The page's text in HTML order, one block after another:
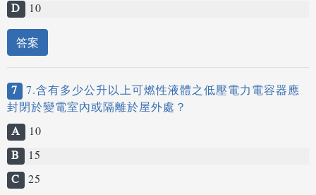
D
10
答案
7 7.含有多少公升以上可燃性液體之低壓電力電容器應
封閉於變電室內或隔離於屋外處？
A
10
B
15
C 25